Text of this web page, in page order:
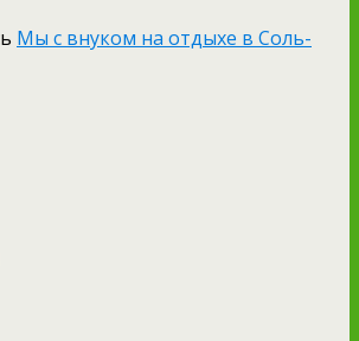
Мы с внуком на отдыхе в Соль-